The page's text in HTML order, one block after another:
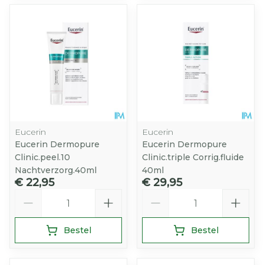
Eucerin
Eucerin Dermopure
Clinic.peel.10
Nachtverzorg.40ml
€ 22,95
Bestel
Eucerin
Eucerin Dermopure
Clinic.triple Corrig.fluide
40ml
€ 29,95
Bestel